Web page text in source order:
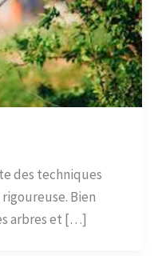
des techniques
Bien
arbres et […]